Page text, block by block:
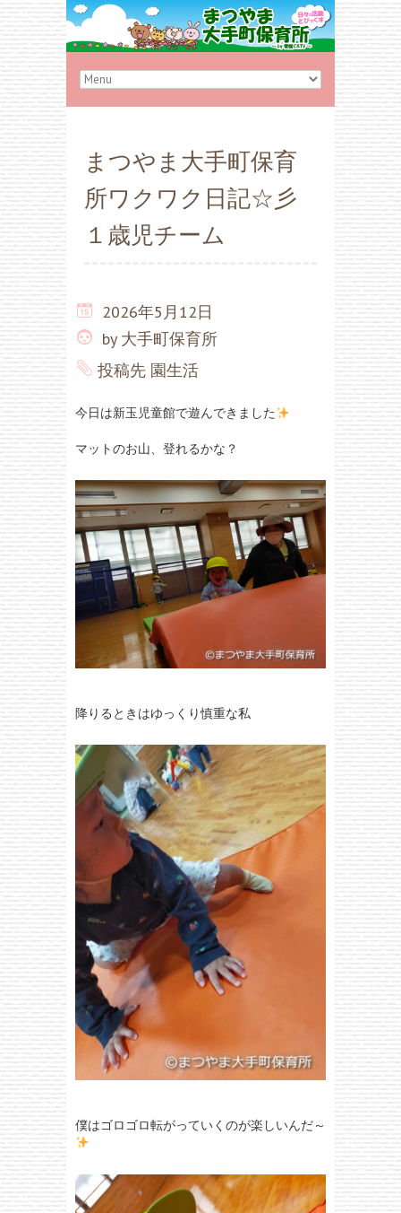
まつやま大手町保育
所ワクワク日記☆彡
１歳児チーム
2026年5月12日
by 大手町保育所
投稿先 園生活
今日は新玉児童館で遊んできました
マットのお山、登れるかな？
降りるときはゆっくり慎重な私
僕はゴロゴロ転がっていくのが楽しいんだ～